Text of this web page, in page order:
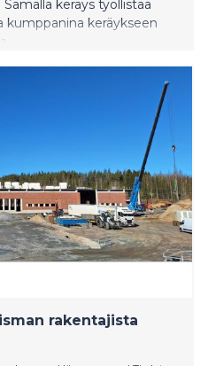
keräys työllistää
kumppanina keräykseen
rakentajista